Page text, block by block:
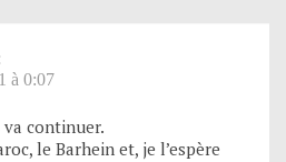
à 0:07
va continuer.
le Barhein et, je l’espère